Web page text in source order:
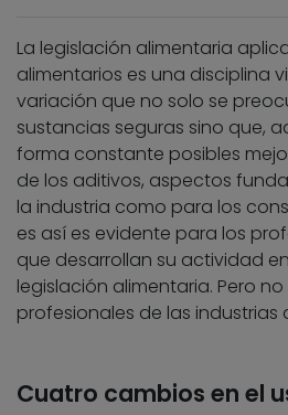
La legislación alimentaria
alimentarios es una disciplina
variación que no solo se
sustancias seguras sino que,
forma constante posibles
de los aditivos, aspectos
la industria como para los
es así es evidente para los
que desarrollan su actividad
legislación alimentaria. Pero
profesionales de las industrias
Cuatro cambios en el